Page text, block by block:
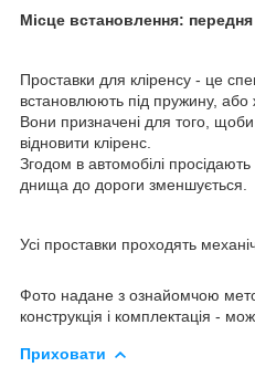
Місце встановлення: передня
Проставки для кліренсу - це
встановлюють під пружину, або
Вони призначені для того, щоби
відновити кліренс.
Згодом в автомобілі
днища до дороги зменшується.
Усі проставки проходять
Фото надане з ознайомчою
конструкція і комплектація -
Приховати